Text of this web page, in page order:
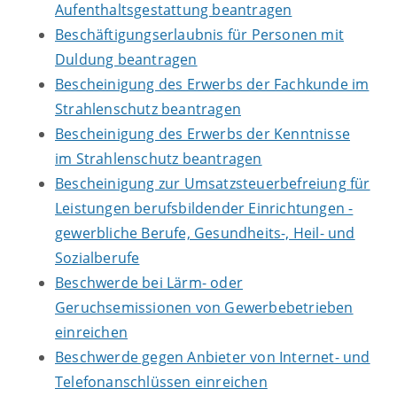
Aufenthaltsgestattung beantragen
Beschäftigungserlaubnis für Personen mit
Duldung beantragen
Bescheinigung des Erwerbs der Fachkunde im
Strahlenschutz beantragen
Bescheinigung des Erwerbs der Kenntnisse
im Strahlenschutz beantragen
Bescheinigung zur Umsatzsteuerbefreiung für
Leistungen berufsbildender Einrichtungen -
gewerbliche Berufe, Gesundheits-, Heil- und
Sozialberufe
Beschwerde bei Lärm- oder
Geruchsemissionen von Gewerbebetrieben
einreichen
Beschwerde gegen Anbieter von Internet- und
Telefonanschlüssen einreichen